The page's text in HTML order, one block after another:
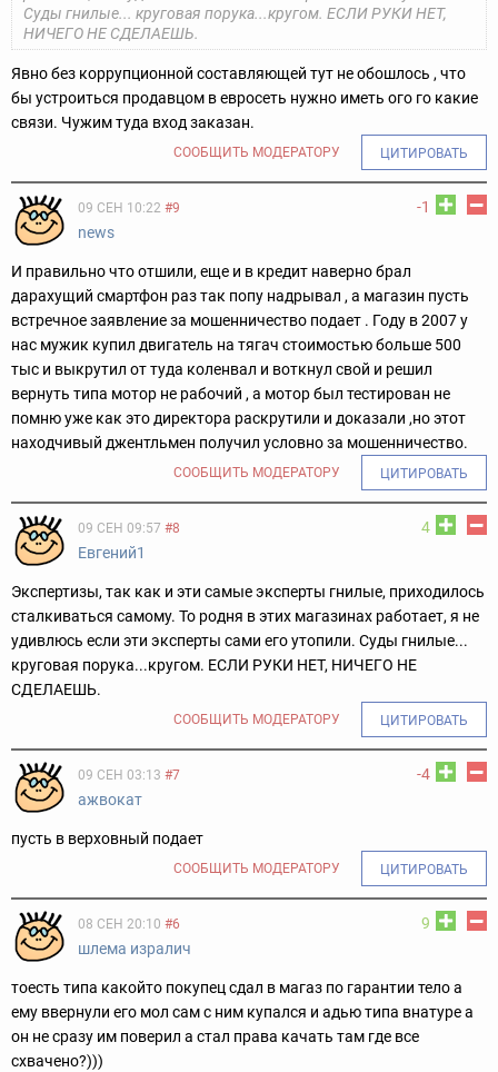
Суды гнилые... круговая порука...кругом. ЕСЛИ РУКИ НЕТ,
НИЧЕГО НЕ СДЕЛАЕШЬ.
Явно без коррупционной составляющей тут не обошлось , что
бы устроиться продавцом в евросеть нужно иметь ого го какие
связи. Чужим туда вход заказан.
СООБЩИТЬ МОДЕРАТОРУ ЦИТИРОВАТЬ
-1
09 СЕН 10:22 #9
news
И правильно что отшили, еще и в кредит наверно брал
дарахущий смартфон раз так попу надрывал , а магазин пусть
встречное заявление за мошенничество подает . Году в 2007 у
нас мужик купил двигатель на тягач стоимостью больше 500
тыс и выкрутил от туда коленвал и воткнул свой и решил
вернуть типа мотор не рабочий , а мотор был тестирован не
помню уже как это директора раскрутили и доказали ,но этот
находчивый джентльмен получил условно за мошенничество.
СООБЩИТЬ МОДЕРАТОРУ ЦИТИРОВАТЬ
4
09 СЕН 09:57 #8
Евгений1
Экспертизы, так как и эти самые эксперты гнилые, приходилось
сталкиваться самому. То родня в этих магазинах работает, я не
удивлюсь если эти эксперты сами его утопили. Суды гнилые...
круговая порука...кругом. ЕСЛИ РУКИ НЕТ, НИЧЕГО НЕ
СДЕЛАЕШЬ.
СООБЩИТЬ МОДЕРАТОРУ ЦИТИРОВАТЬ
-4
09 СЕН 03:13 #7
ажвокат
пусть в верховный подает
СООБЩИТЬ МОДЕРАТОРУ ЦИТИРОВАТЬ
9
08 СЕН 20:10 #6
шлема изралич
тоесть типа какойто покупец сдал в магаз по гарантии тело а
ему ввернули его мол сам с ним купался и адью типа внатуре а
он не сразу им поверил а стал права качать там где все
схвачено?)))